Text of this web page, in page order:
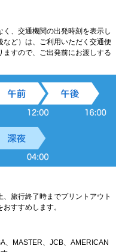
、交通機関の出発時刻を表示し
ど）は、ご利用いただく交通便
すので、ご出発前にお渡しする
旅行終了時までプリントアウト
すすめします。
、MASTER、JCB、AMERICAN